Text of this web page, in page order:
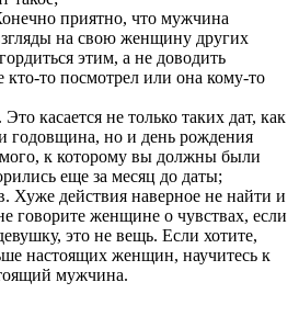
приятно, что мужчина
на свою женщину других
этим, а не доводить
то посмотрел или она кому-то
касается не только таких дат, как
годовщина, но и день рождения
к которому вы должны были
еще за месяц до даты;
Хуже действия наверное не найти и
говорите женщине о чувствах, если
это не вещь. Если хотите,
настоящих женщин, научитесь к
мужчина.